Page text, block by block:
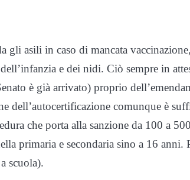
gli asili in caso di mancata
e dei nidi. Ciò sempre in
è già arrivato) proprio
dell’autocertificazione comunque è
che porta alla sanzione da 100 a
primaria e secondaria sino a 16 anni.
scuola).